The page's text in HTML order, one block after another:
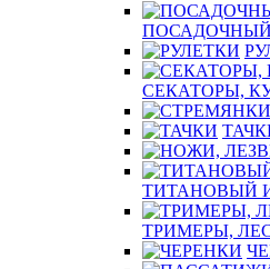
СЕКАТОРЫ,
ТИТАНОВЫЙ
ТРИМЕРЫ,